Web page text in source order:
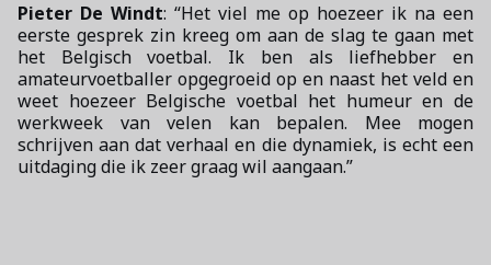
Pieter De Windt: “Het viel me op hoezeer ik na een
eerste gesprek zin kreeg om aan de slag te gaan met
het Belgisch voetbal. Ik ben als liefhebber en
amateurvoetballer opgegroeid op en naast het veld en
weet hoezeer Belgische voetbal het humeur en de
werkweek van velen kan bepalen. Mee mogen
schrijven aan dat verhaal en die dynamiek, is echt een
uitdaging die ik zeer graag wil aangaan.”